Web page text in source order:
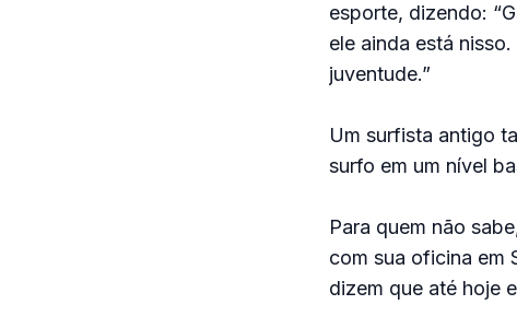
esporte, dizendo:
ele ainda está
juventude.”
Um surfista antigo
surfo em um nível
Para quem não
com sua oficina em
dizem que até hoje